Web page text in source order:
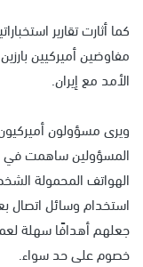
كما أثارت تقارير
مفاوضين أميركيين
الأمد مع إيران.
ويرى مسؤولون
المسؤولين ساهمت في
الهواتف المحمولة
استخدام وسائل اتصال
جعلهم أهدافًا سهلة
خصوم على حد سواء.